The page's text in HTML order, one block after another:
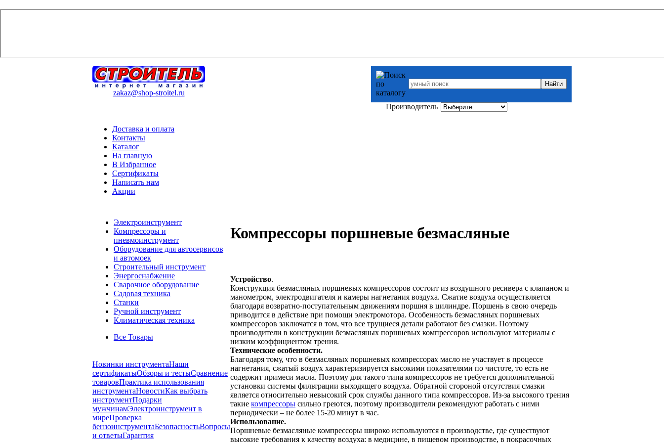
zakaz@shop-stroitel.ru
Производитель
Доставка и оплата
Контакты
Каталог
На главную
В Избранное
Сертификаты
Написать нам
Акции
Электроинструмент
Компрессоры и
пневмоинструмент
Оборудование для автосервисов
и автомоек
Строительный инструмент
Энергоснабжение
Сварочное оборудование
Садовая техника
Станки
Ручной инструмент
Климатическая техника
Все Товары
Новинки инструментаНаши
сертификатыОбзоры и тестыСравнение
товаровПрактика использования
инструментаНовостиКак выбрать
инструментПодарки
мужчинамЭлектроинструмент в
миреПроверка
бензоинструментаБезопасностьВопросы
и ответыГарантия
Компрессоры поршневые безмасляные
Устройство.
Конструкция безмасляных поршневых компрессоров состоит из воздушного ресивера с клапаном и
манометром, электродвигателя и камеры нагнетания воздуха. Сжатие воздуха осуществляется
благодаря возвратно-поступательным движениям поршня в цилиндре. Поршень в свою очередь
приводится в действие при помощи электромотора. Особенность безмасляных поршневых
компрессоров заключатся в том, что все трущиеся детали работают без смазки. Поэтому
производители в конструкции безмасляных поршневых компрессоров используют материалы с
низким коэффициентом трения.
Технические особенности.
Благодаря тому, что в безмасляных поршневых компрессорах масло не участвует в процессе
нагнетания, сжатый воздух характеризируется высокими показателями по чистоте, то есть не
содержит примеси масла. Поэтому для такого типа компрессоров не требуется дополнительной
установки системы фильтрации выходящего воздуха. Обратной стороной отсутствия смазки
является относительно невысокий срок службы данного типа компрессоров. Из-за высокого трения
такие компрессоры сильно греются, поэтому производители рекомендуют работать с ними
периодически – не более 15-20 минут в час.
Использование.
Поршневые безмасляные компрессоры широко используются в производстве, где существуют
высокие требования к качеству воздуха: в медицине, в пищевом производстве, в покрасочных